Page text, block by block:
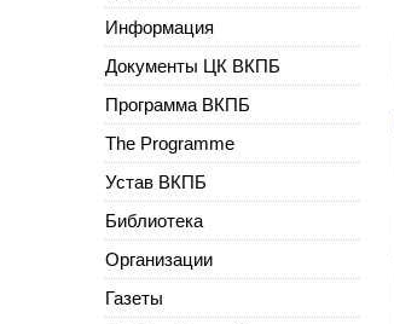
Информация
Документы ЦК ВКПБ
Программа ВКПБ
The Programme
Устав ВКПБ
Библиотека
Организации
Газеты